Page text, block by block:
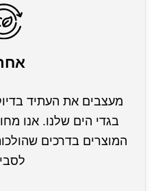
מעצבים את העתיד
בגדי הים שלנו. אנו
המוצרים בדרכים